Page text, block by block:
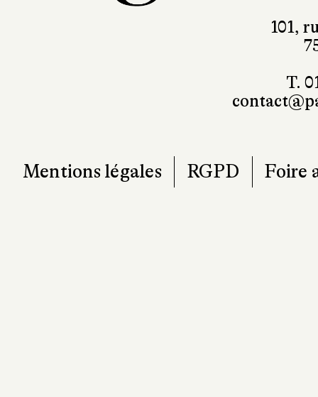
101,
T.
Mentions légales RGPD Foire